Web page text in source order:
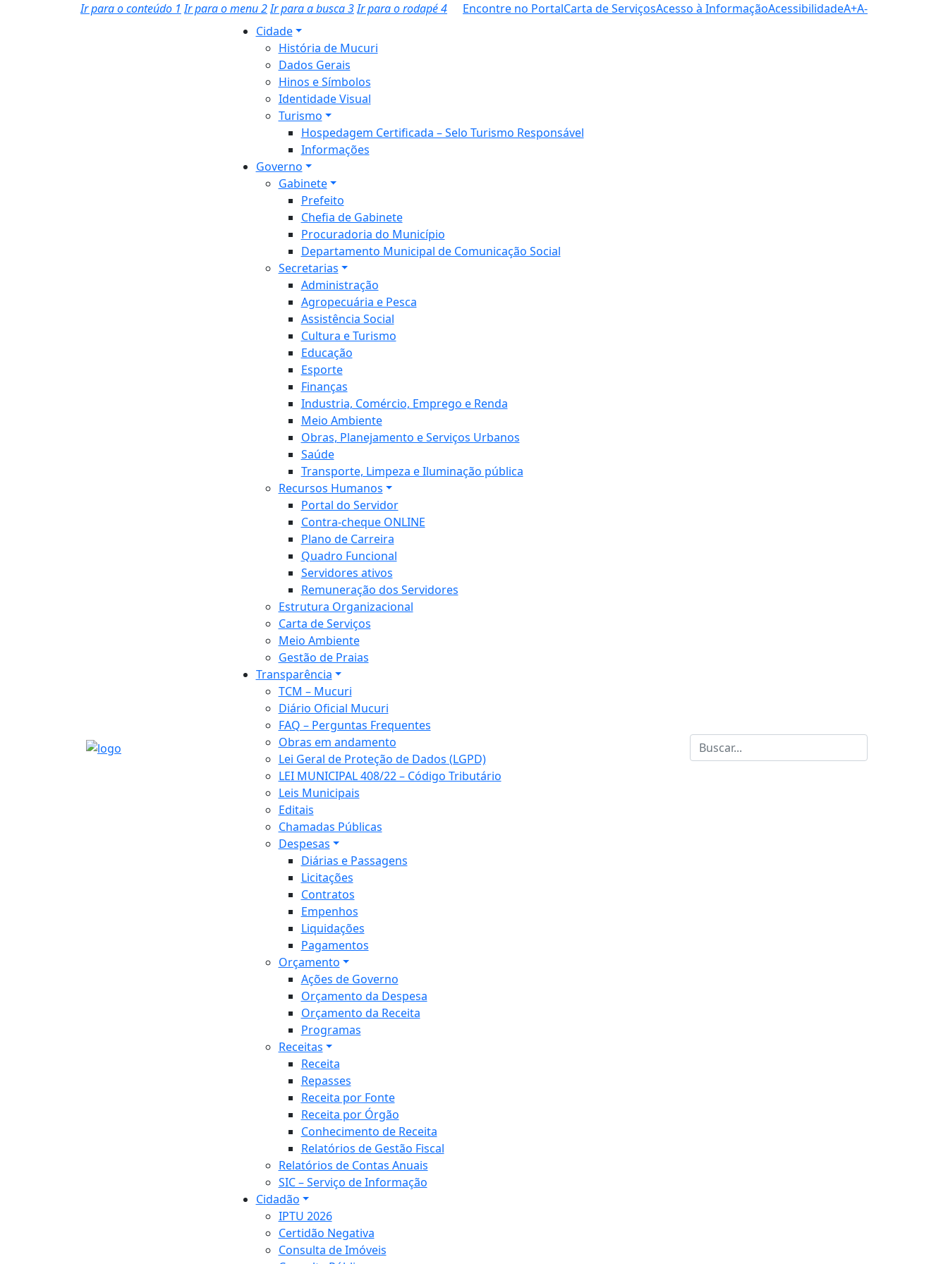
Ir para o conteúdo 1 Ir para o menu2Ir para a busca3Ir para o rodapé4 Encontre no PortalCarta de ServiçosAcesso à InformaçãoAcessibilidadeA+A-
Cidade
História de Mucuri
Dados Gerais
Hinos e Símbolos
Identidade Visual
Turismo
Hospedagem Certificada – Selo Turismo Responsável
Informações
Governo
Gabinete
Prefeito
Chefia de Gabinete
Procuradoria do Município
Departamento Municipal de Comunicação Social
Secretarias
Administração
Agropecuária e Pesca
Assistência Social
Cultura e Turismo
Educação
Esporte
Finanças
Industria, Comércio, Emprego e Renda
Meio Ambiente
Obras, Planejamento e Serviços Urbanos
Saúde
Transporte, Limpeza e Iluminação pública
Recursos Humanos
Portal do Servidor
Contra-cheque ONLINE
Plano de Carreira
Quadro Funcional
Servidores ativos
Remuneração dos Servidores
Estrutura Organizacional
Carta de Serviços
Meio Ambiente
Gestão de Praias
Transparência
TCM – Mucuri
Diário Oficial Mucuri
FAQ – Perguntas Frequentes
Obras em andamento
Lei Geral de Proteção de Dados (LGPD)
LEI MUNICIPAL 408/22 – Código Tributário
Leis Municipais
Editais
Chamadas Públicas
Despesas
Diárias e Passagens
Licitações
Contratos
Empenhos
Liquidações
Pagamentos
Orçamento
Ações de Governo
Orçamento da Despesa
Orçamento da Receita
Programas
Receitas
Receita
Repasses
Receita por Fonte
Receita por Órgão
Conhecimento de Receita
Relatórios de Gestão Fiscal
Relatórios de Contas Anuais
SIC – Serviço de Informação
Cidadão
IPTU 2026
Certidão Negativa
Consulta de Imóveis